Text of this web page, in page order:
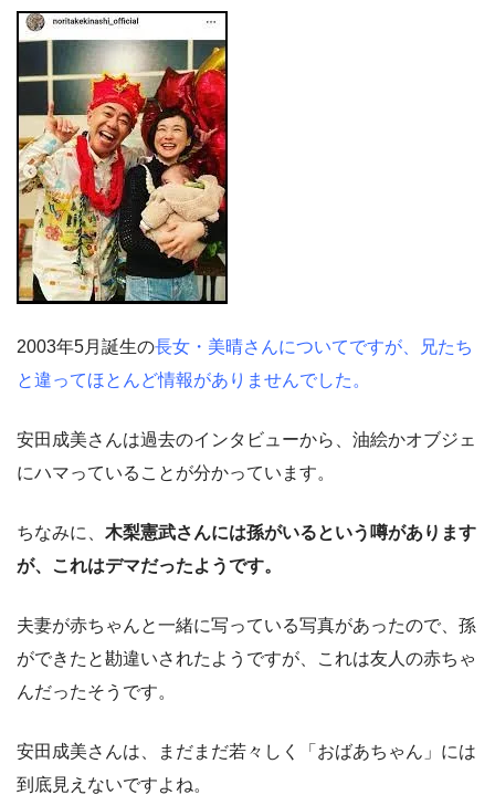
2003年5月誕生の長女・美晴さんについてですが、兄たち
と違ってほとんど情報がありませんでした。
安田成美さんは過去のインタビューから、油絵かオブジェ
にハマっていることが分かっています。
ちなみに、 木梨憲武さんには孫がいるという噂があります
が、これはデマだったようです。
夫妻が赤ちゃんと一緒に写っている写真があったので、孫
ができたと勘違いされたようですが、これは友人の赤ちゃ
んだったそうです。
安田成美さんは、まだまだ若々しく「おばあちゃん」には
到底見えないですよね。